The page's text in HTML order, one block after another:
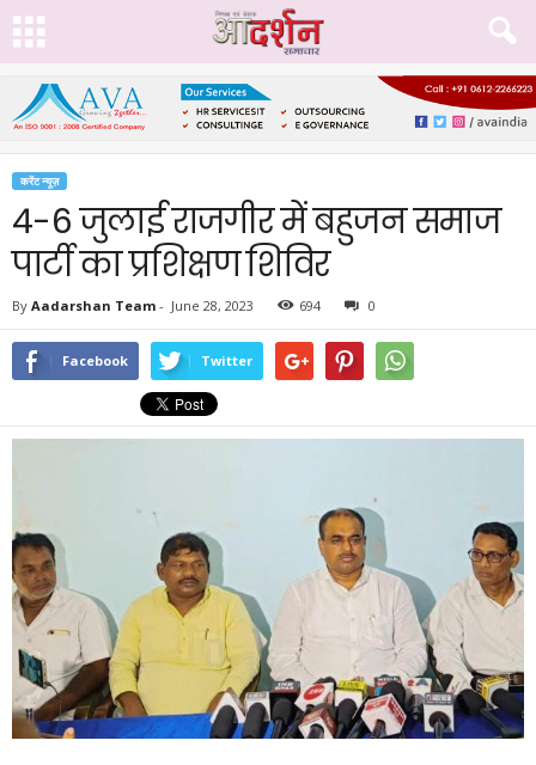
करेंट न्यूज़
4-6 जुलाई राजगीर में बहुजन समाज
पार्टी का प्रशिक्षण शिविर
By Aadarshan Team - June 28, 2023 694 0
Facebook Twitter